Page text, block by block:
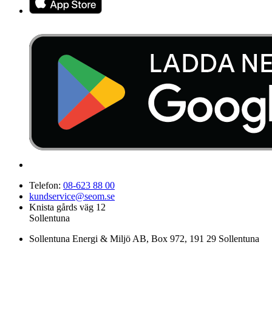
Telefon: 08-623 88 00
kundservice@seom.se
Knista gårds väg 12
Sollentuna
Sollentuna Energi & Miljö AB, Box 972, 191 29 Sollentuna